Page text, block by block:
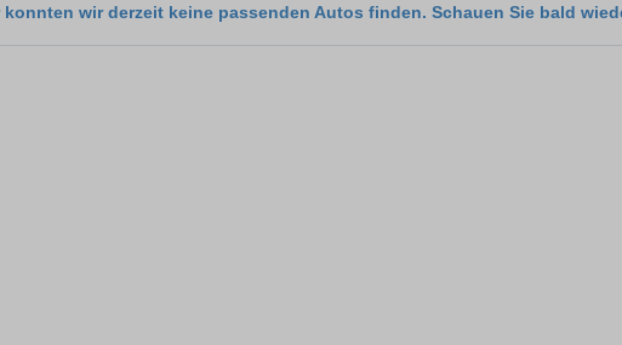
konnten wir derzeit keine passenden Autos finden. Schauen Sie bald